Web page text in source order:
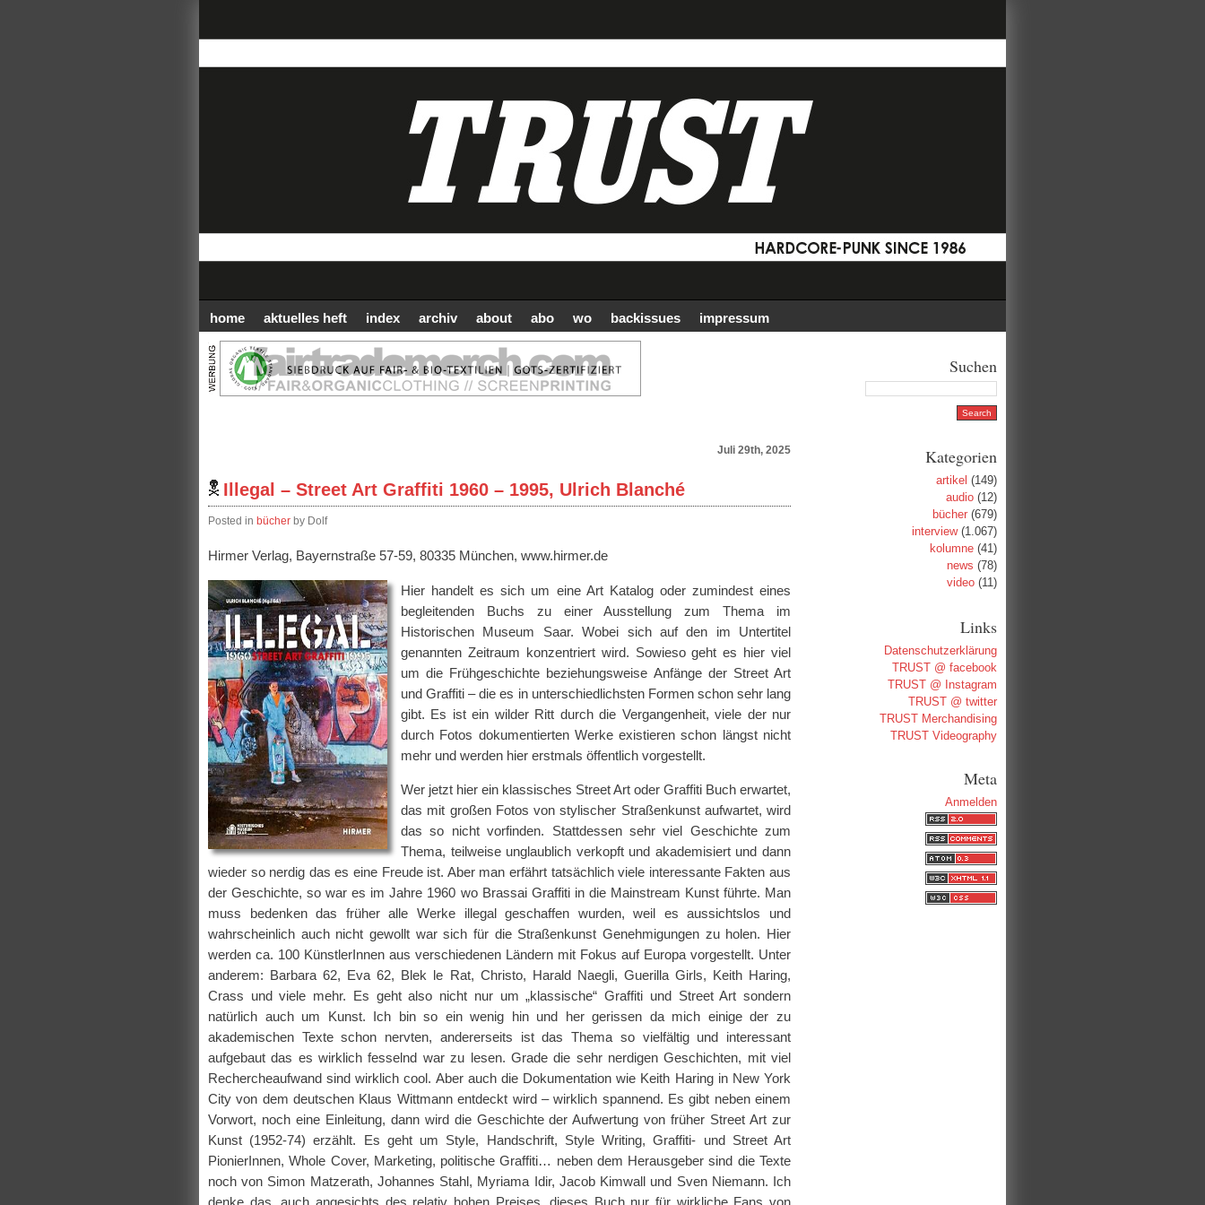
home aktuelles heft index archiv about abo wo backissues impressum
Juli 29th, 2025
Illegal – Street Art Graffiti 1960 – 1995, Ulrich Blanché
Posted in bücher by Dolf
Hirmer Verlag, Bayernstraße 57-59, 80335 München, www.hirmer.de
Hier handelt es sich um eine Art Katalog oder zumindest eines
begleitenden Buchs zu einer Ausstellung zum Thema im
Historischen Museum Saar. Wobei sich auf den im Untertitel
genannten Zeitraum konzentriert wird. Sowieso geht es hier viel
um die Frühgeschichte beziehungsweise Anfänge der Street Art
und Graffiti – die es in unterschiedlichsten Formen schon sehr lang
gibt. Es ist ein wilder Ritt durch die Vergangenheit, viele der nur
durch Fotos dokumentierten Werke existieren schon längst nicht
mehr und werden hier erstmals öffentlich vorgestellt.
Wer jetzt hier ein klassisches Street Art oder Graffiti Buch erwartet,
das mit großen Fotos von stylischer Straßenkunst aufwartet, wird
das so nicht vorfinden. Stattdessen sehr viel Geschichte zum
Thema, teilweise unglaublich verkopft und akademisiert und dann
wieder so nerdig das es eine Freude ist. Aber man erfährt tatsächlich viele interessante Fakten aus
der Geschichte, so war es im Jahre 1960 wo Brassai Graffiti in die Mainstream Kunst führte. Man
muss bedenken das früher alle Werke illegal geschaffen wurden, weil es aussichtslos und
wahrscheinlich auch nicht gewollt war sich für die Straßenkunst Genehmigungen zu holen. Hier
werden ca. 100 KünstlerInnen aus verschiedenen Ländern mit Fokus auf Europa vorgestellt. Unter
anderem: Barbara 62, Eva 62, Blek le Rat, Christo, Harald Naegli, Guerilla Girls, Keith Haring,
Crass und viele mehr. Es geht also nicht nur um „klassische“ Graffiti und Street Art sondern
natürlich auch um Kunst. Ich bin so ein wenig hin und her gerissen da mich einige der zu
akademischen Texte schon nervten, andererseits ist das Thema so vielfältig und interessant
aufgebaut das es wirklich fesselnd war zu lesen. Grade die sehr nerdigen Geschichten, mit viel
Rechercheaufwand sind wirklich cool. Aber auch die Dokumentation wie Keith Haring in New York
City von dem deutschen Klaus Wittmann entdeckt wird – wirklich spannend. Es gibt neben einem
Vorwort, noch eine Einleitung, dann wird die Geschichte der Aufwertung von früher Street Art zur
Kunst (1952-74) erzählt. Es geht um Style, Handschrift, Style Writing, Graffiti- und Street Art
PionierInnen, Whole Cover, Marketing, politische Graffiti… neben dem Herausgeber sind die Texte
noch von Simon Matzerath, Johannes Stahl, Myriama Idir, Jacob Kimwall und Sven Niemann. Ich
denke das, auch angesichts des relativ hohen Preises, dieses Buch nur für wirkliche Fans von
Suchen
Kategorien
artikel (149)
audio (12)
bücher (679)
interview(1.067)
kolumne (41)
news (78)
video (11)
Links
Datenschutzerklärung
TRUST @ facebook
TRUST @ Instagram
TRUST @ twitter
TRUST Merchandising
TRUST Videography
Meta
Anmelden